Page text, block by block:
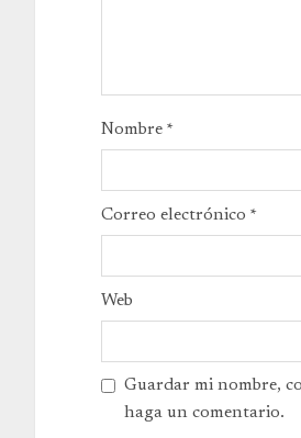
Nombre *
Correo electrónico *
Web
Guardar mi nombre,
haga un comentario.